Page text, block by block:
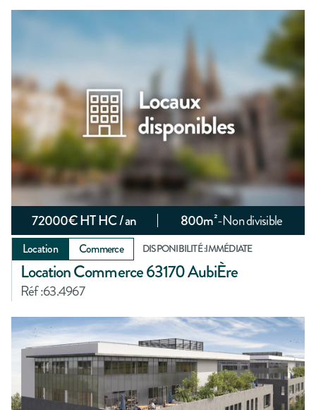
72000€ HT HC / an 800m²-Non divisible
Location Commerce DISPONIBILITÉ :IMMÉDIATE
Location Commerce 63170 AubiÈre
Réf :63.4967